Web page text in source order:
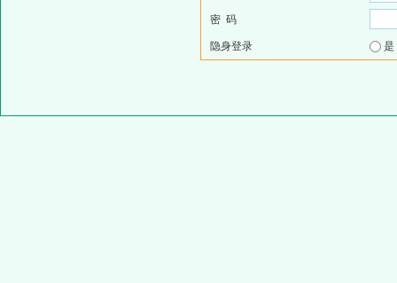
密 码
隐身登录